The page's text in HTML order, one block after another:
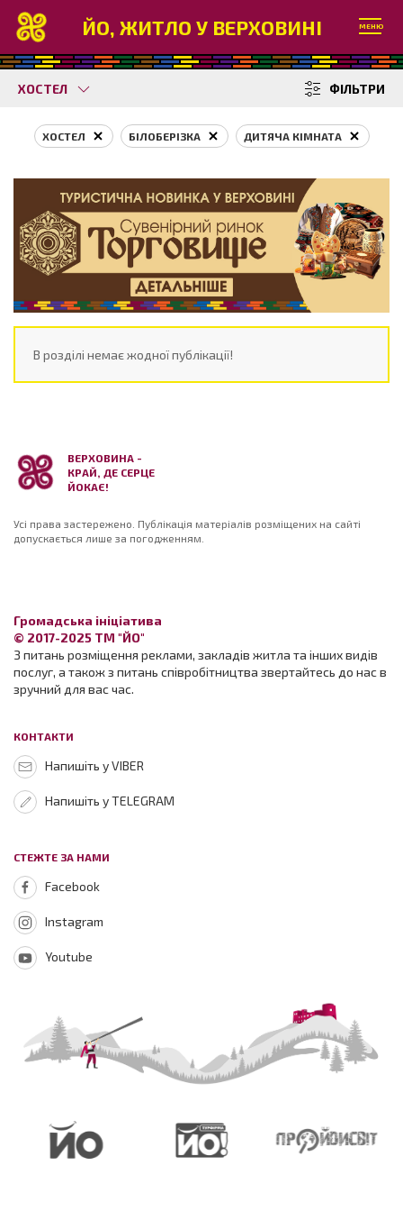
ЙО, ЖИТЛО У ВЕРХОВИНІ МЕНЮ
ХОСТЕЛ ФІЛЬТРИ
ХОСТЕЛ БІЛОБЕРІЗКА ДИТЯЧА КІМНАТА
В розділі немає жодної публікації!
ВЕРХОВИНА -
КРАЙ, ДЕ СЕРЦЕ
ЙОКАЄ!
Усі права застережено. Публікація матеріалів розміщених на сайті
допускається лише за погодженням.
Громадська ініціатива
© 2017-2025 ТМ "ЙО"
З питань розміщення реклами, закладів житла та інших видів
послуг, а також з питань співробітництва звертайтесь до нас в
зручний для вас час.
КОНТАКТИ
Напишіть у VIBER
Напишіть у TELEGRAM
СТЕЖТЕ ЗА НАМИ
Facebook
Instagram
Youtube